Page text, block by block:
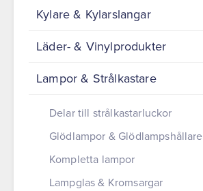
Kylare & Kylarslangar
Läder- & Vinylprodukter
Lampor & Strålkastare
Delar till strålkastarluckor
Glödlampor & Glödlampshållare
Kompletta lampor
Lampglas & Kromsargar